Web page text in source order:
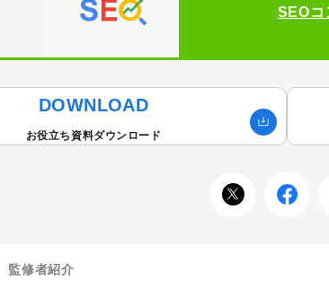
Webサイトリニューアル
SEOコ
DOWNLOAD
お役立ち資料ダウンロード
監修者紹介